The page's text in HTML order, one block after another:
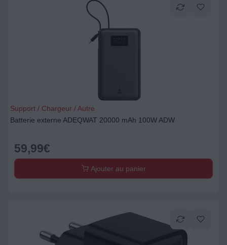
Support / Chargeur / Autre
Batterie externe ADEQWAT 20000 mAh 100W ADW
59,99€
Ajouter au panier